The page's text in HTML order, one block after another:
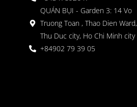
QUÁN BỤI - Garden 3: 14 Vo
Truong Toan , Thao Dien Ward,
Thu Duc city, Ho Chi Minh city
+84902 79 39 05